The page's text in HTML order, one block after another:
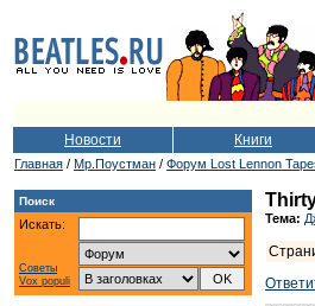
Новости Книги
Главная / Мр.Поустман / Форум Lost Lennon
Поиск
Искать:
Советы
Vox populi
Тема: